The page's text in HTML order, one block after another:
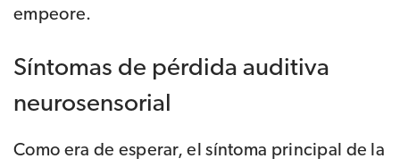
empeore.
Síntomas de pérdida auditiva
neurosensorial
Como era de esperar, el síntoma principal de la